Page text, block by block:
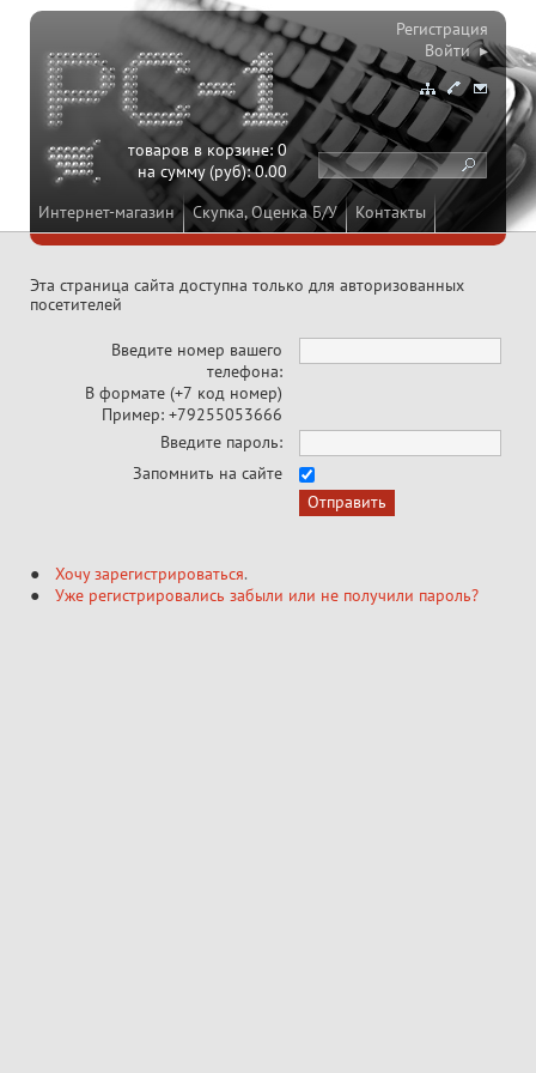
Интернет-магазин Скупка, Оценка Б/У Контакты
товаров в корзине:0
на сумму (руб):0.00
Регистрация
Войти ▸
Эта страница сайта доступна только для авторизованных
посетителей
Введите номер вашего
телефона:
В формате (+7 код номер)
Пример: +79255053666
Введите пароль:
Запомнить на сайте
Хочу зарегистрироваться.
Уже регистрировались забыли или не получили пароль?